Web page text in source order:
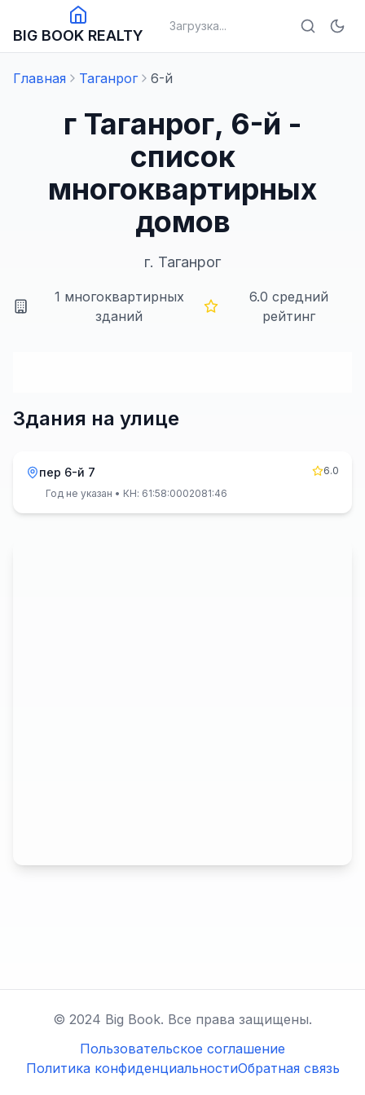
BIG BOOK REALTY
Загрузка...
Главная Таганрог 6-й
г Таганрог, 6-й -
список
многоквартирных
домов
г. Таганрог
1 многоквартирных
зданий
6.0 средний
рейтинг
Здания на улице
пер 6-й 7
6.0
Год не указан • КН: 61:58:0002081:46
© 2024 Big Book. Все права защищены.
Пользовательское соглашение
Политика конфиденциальностиОбратная связь